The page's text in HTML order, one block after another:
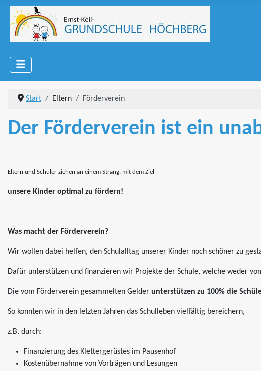
Start Eltern Förderverein
Der Förderverein ist ein
Eltern und Schüler ziehen an einem Strang, mit dem Ziel
unsere Kinder optimal zu fördern!
Was macht der Förderverein?
Wir wollen dabei helfen, den Schulalltag unserer Kinder noch schöner zu
Dafür unterstützen und finanzieren wir Projekte der Schule, welche weder
Die vom Förderverein gesammelten Gelder unterstützen zu 100% die
So konnten wir in den letzten Jahren das Schulleben vielfältig bereichern,
z.B. durch:
Finanzierung des Klettergerüstes im Pausenhof
Kostenübernahme von Vorträgen und Lesungen